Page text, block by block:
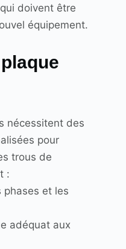
doivent être
équipement.
nécessitent des
pour
trous de
:
phases et les
adéquat aux